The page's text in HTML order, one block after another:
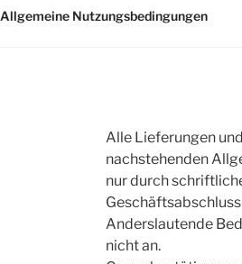
Allgemeine Nutzungsbedingungen
Alle Lieferungen
nachstehenden
nur durch
Anderslautende
nicht an.